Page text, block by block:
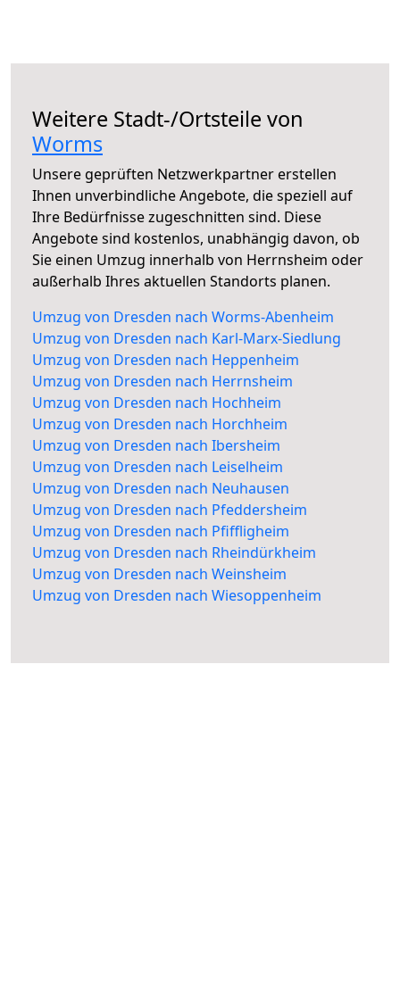
Weitere Stadt-/Ortsteile von
Worms
Unsere geprüften Netzwerkpartner erstellen
Ihnen unverbindliche Angebote, die speziell auf
Ihre Bedürfnisse zugeschnitten sind. Diese
Angebote sind kostenlos, unabhängig davon, ob
Sie einen Umzug innerhalb von Herrnsheim oder
außerhalb Ihres aktuellen Standorts planen.
Umzug von Dresden nach Worms-Abenheim
Umzug von Dresden nach Karl-Marx-Siedlung
Umzug von Dresden nach Heppenheim
Umzug von Dresden nach Herrnsheim
Umzug von Dresden nach Hochheim
Umzug von Dresden nach Horchheim
Umzug von Dresden nach Ibersheim
Umzug von Dresden nach Leiselheim
Umzug von Dresden nach Neuhausen
Umzug von Dresden nach Pfeddersheim
Umzug von Dresden nach Pfiffligheim
Umzug von Dresden nach Rheindürkheim
Umzug von Dresden nach Weinsheim
Umzug von Dresden nach Wiesoppenheim